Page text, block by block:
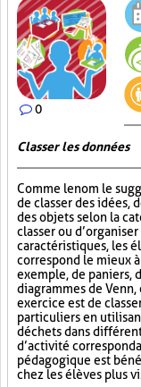
0
Classer les données
Comme le nom le
de classer des idées,
des objets selon la
classer ou
caractéristiques, les
correspond le mieux
exemple, de paniers,
diagrammes de
exercice est de
particuliers en
déchets dans
d’activité
pédagogique est
chez les élèves plus